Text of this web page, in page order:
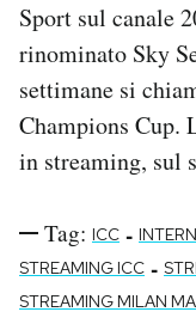
Sport sul canale
rinominato Sky
settimane si
Champions Cup.
in streaming, sul
Tag: ICC -
STREAMING ICC -
STREAMING MILAN